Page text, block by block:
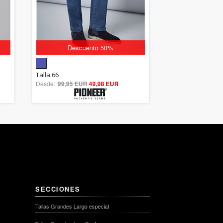
Descuento 50%
out of 5
Talla 66
Desde: 99,95 EUR49,98 EUR
SECCIONES
Tallas Grandes Largo especial